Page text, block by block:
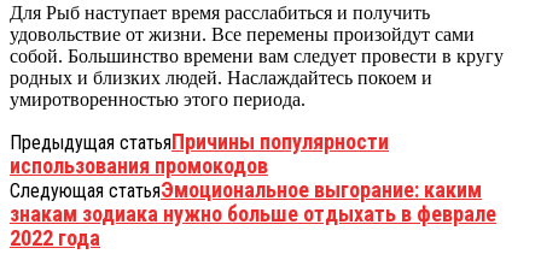
Для Рыб наступает время расслабиться и получить
удовольствие от жизни. Все перемены произойдут сами
собой. Большинство времени вам следует провести в кругу
родных и близких людей. Наслаждайтесь покоем и
умиротворенностью этого периода.
Предыдущая статьяПричины популярности
использования промокодов
Следующая статьяЭмоциональное выгорание: каким
знакам зодиака нужно больше отдыхать в феврале
2022 года